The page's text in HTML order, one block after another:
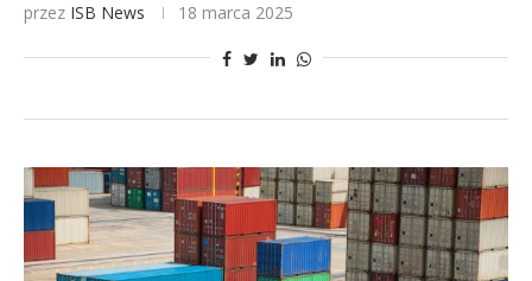
przez ISB News 18 marca 2025